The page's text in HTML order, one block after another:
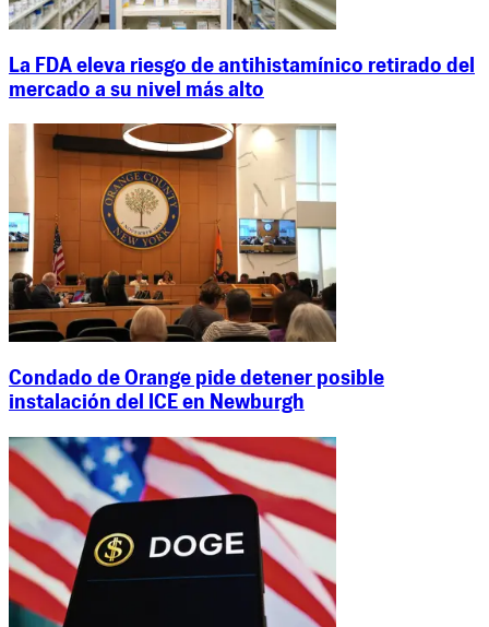
La FDA eleva riesgo de antihistamínico retirado del
mercado a su nivel más alto
Condado de Orange pide detener posible
instalación del ICE en Newburgh